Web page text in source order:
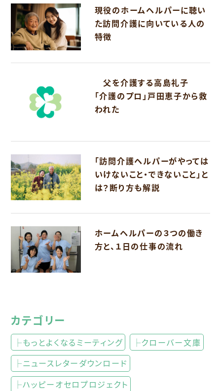
現役のホームヘルパーに聴い
た訪問介護に向いている人の
特徴
父を介護する高島礼子
「介護のプロ」戸田恵子から救
われた
「訪問介護ヘルパーがやっては
いけないこと・できないこと」と
は？断り方も解説
ホームヘルパーの３つの働き
方と、１日の仕事の流れ
カテゴリー
├もっとよくなるミーティング
├クローバー文庫
├ニュースレターダウンロード
├ハッピーオセロプロジェクト